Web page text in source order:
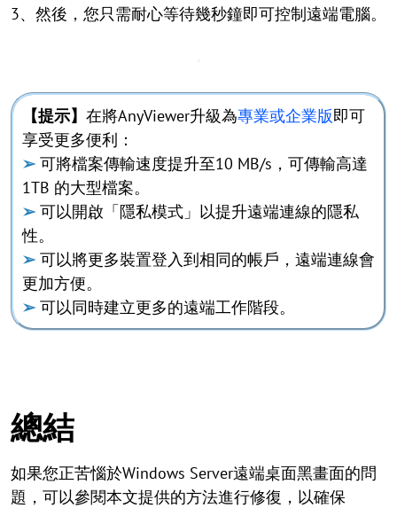
3、然後，您只需耐心等待幾秒鐘即可控制遠端電腦。
【提示】 在將AnyViewer升級為專業或企業版即可
享受更多便利：
➢可將檔案傳輸速度提升至10 MB/s，可傳輸高達
1TB 的大型檔案。
➢可以開啟「隱私模式」以提升遠端連線的隱私
性。
➢可以將更多裝置登入到相同的帳戶，遠端連線會
更加方便。
➢可以同時建立更多的遠端工作階段。
總結
如果您正苦惱於Windows Server遠端桌面黑畫面的問
題，可以參閱本文提供的方法進行修復，以確保